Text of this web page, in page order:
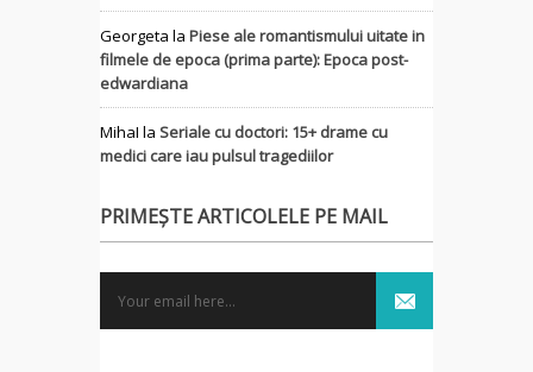
Georgeta la Piese ale romantismului uitate in
filmele de epoca (prima parte): Epoca post-
edwardiana
MihaI la Seriale cu doctori: 15+ drame cu
medici care iau pulsul tragediilor
PRIMEȘTE ARTICOLELE PE MAIL